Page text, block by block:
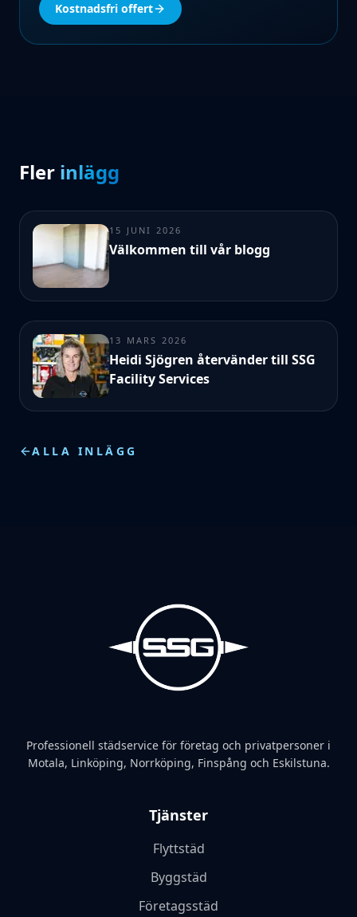
Kostnadsfri offert
Fler inlägg
15 JUNI 2026
Välkommen till vår blogg
13 MARS 2026
Heidi Sjögren återvänder till SSG
Facility Services
ALLA INLÄGG
Professionell städservice för företag och privatpersoner i
Motala, Linköping, Norrköping, Finspång och Eskilstuna.
Tjänster
Flyttstäd
Byggstäd
Företagsstäd